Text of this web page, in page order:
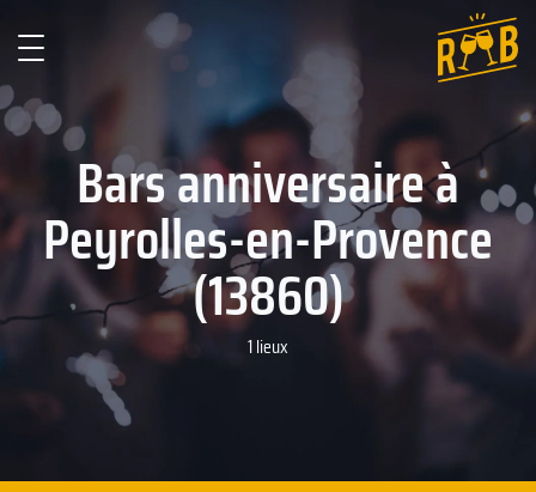
Bars anniversaire à
Peyrolles-en-Provence
(13860)
1 lieux